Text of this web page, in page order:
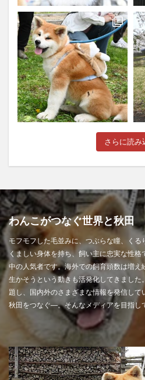
さらに読み
わんこがつなぐ世界と秋田
モフモフした毛並みに、つぶらな瞳、く
くましい身体を持ち、飼い主に忠実な性
中の人気者です。海外での飼育頭数は増
生かそうという動きも活発化してきまし
題し、国内外のさまざまな情報を発信し
秋田をつなぐ―。そんなメディアを目指し